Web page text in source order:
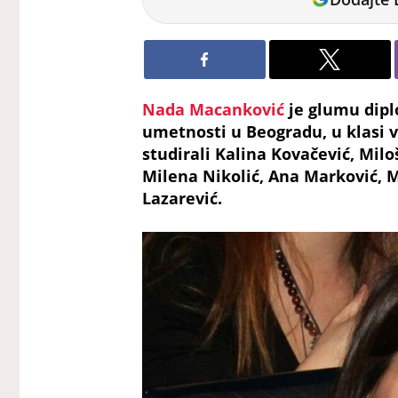
Nada Macankovićje glumu
umetnosti u Beogradu, u klasi
studirali Kalina Kovačević,
Milena Nikolić, Ana Marković,
Lazarević.